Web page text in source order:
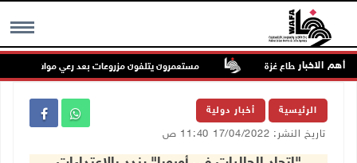
MENU أهم الاخبار مستعمرون يتلفون مزروعات بعد رعي مواشيهم في
الرئيسية أخبار دولية
تاريخ النشر: 17/04/2022 11:40 ص